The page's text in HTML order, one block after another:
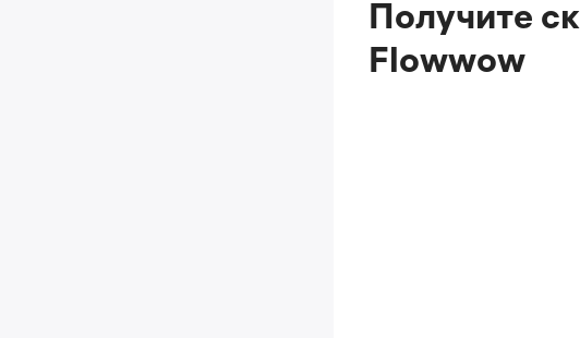
Получите
Flowwow